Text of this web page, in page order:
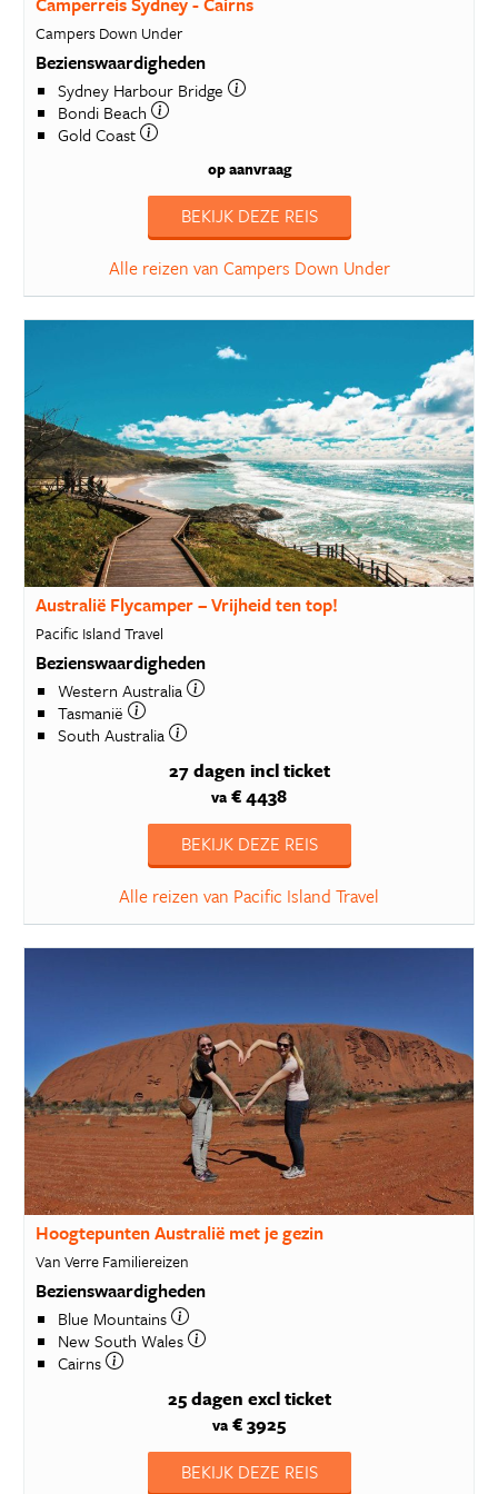
Campers Down Under
Bezienswaardigheden
Sydney Harbour Bridge
Bondi Beach
Gold Coast
op aanvraag
BEKIJK DEZE REIS
Alle reizen van Campers Down Under
Australië Flycamper – Vrijheid ten top!
Pacific Island Travel
Bezienswaardigheden
Western Australia
Tasmanië
South Australia
27 dagen incl ticket
va € 4438
BEKIJK DEZE REIS
Alle reizen van Pacific Island Travel
Hoogtepunten Australië met je gezin
Van Verre Familiereizen
Bezienswaardigheden
Blue Mountains
New South Wales
Cairns
25 dagen excl ticket
va € 3925
BEKIJK DEZE REIS